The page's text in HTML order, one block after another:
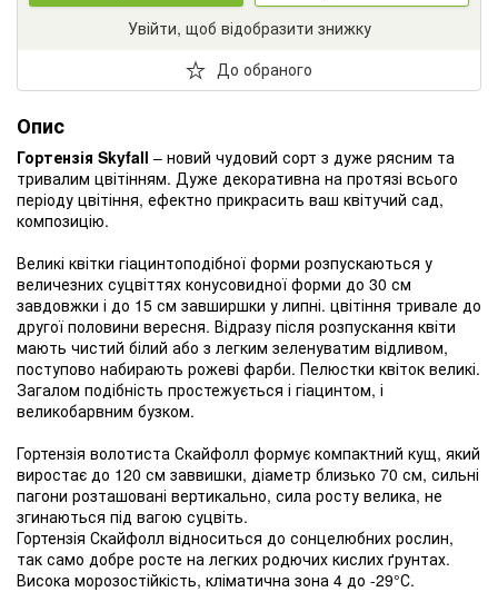
Увійти, щоб відобразити знижку
До обраного
Опис
Гортензія Skyfall – новий чудовий сорт з дуже рясним та
тривалим цвітінням. Дуже декоративна на протязі всього
періоду цвітіння, ефектно прикрасить ваш квітучий сад,
композицію.
Великі квітки гіацинтоподібної форми розпускаються у
величезних суцвіттях конусовидної форми до 30 см
завдовжки і до 15 см завширшки у липні. цвітіння тривале до
другої половини вересня. Відразу після розпускання квіти
мають чистий білий або з легким зеленуватим відливом,
поступово набирають рожеві фарби. Пелюстки квіток великі.
Загалом подібність простежується і гіацинтом, і
великобарвним бузком.
Гортензія волотиста Скайфолл формує компактний кущ, який
виростає до 120 см заввишки, діаметр близько 70 см, сильні
пагони розташовані вертикально, сила росту велика, не
згинаються під вагою суцвіть.
Гортензія Скайфолл відноситься до сонцелюбних рослин,
так само добре росте на легких родючих кислих ґрунтах.
Висока морозостійкість, кліматична зона 4 до -29°С.